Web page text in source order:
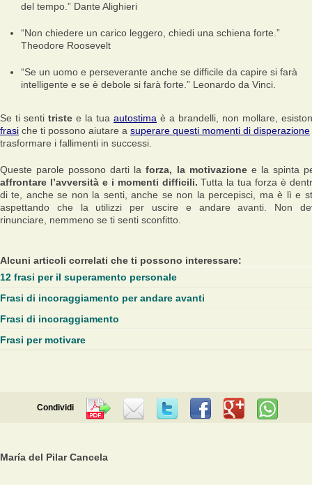
del tempo.” Dante Alighieri
“Non chiedere un carico leggero, chiedi una schiena forte.”
Theodore Roosevelt
“Se un uomo e perseverante anche se difficile da capire si farà
intelligente e se è debole si farà forte.” Leonardo da Vinci.
Se ti senti triste e la tua autostima è a brandelli, non mollare,
frasi che ti possono aiutare a superare questi momenti di disperazione
trasformare i fallimenti in successi.
Queste parole possono darti laforza, la motivazionee la spinta
affrontare l’avversità e i momenti difficili. Tutta la tua forza è
di te, anche se non la senti, anche se non la percepisci, ma è lì e
aspettando che la utilizzi per uscire e andare avanti. Non
rinunciare, nemmeno se ti senti sconfitto.
Alcuni articoli correlati che ti possono interessare:
12 frasi per il superamento personale
Frasi di incoraggiamento per andare avanti
Frasi di incoraggiamento
Frasi per motivare
Condividi
María del Pilar Cancela